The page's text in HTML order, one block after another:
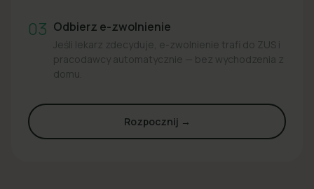
03 Odbierz e-zwolnienie
Jeśli lekarz zdecyduje, e-zwolnienie trafi do ZUS i
pracodawcy automatycznie — bez wychodzenia z
domu.
Rozpocznij →